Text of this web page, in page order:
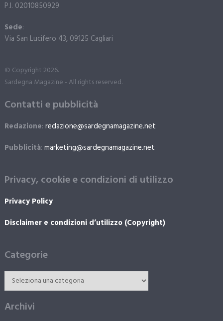
P.I. 02010850929
Sede:
Via San Lucifero 43, 09125 Cagliari
© Copyright 2026.
Sardegna Magazine - All rights reserved.
Contatti e pubblicità
Redazione: redazione@sardegnamagazine.net
Pubblicità: marketing@sardegnamagazine.net
Privacy, cookie e condizioni di utilizzo
Privacy Policy
Disclaimer e condizioni d’utilizzo (Copyright)
Categorie
Archivi